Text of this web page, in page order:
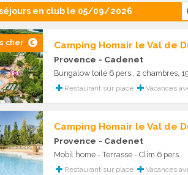
en club le 05/09/2026
cher Camping Homair le Val de
Provence - Cadenet
Bungalow toilé 6 pers., 2 chambres,
Restaurant sur place Vacances
Camping Homair le Val de
Provence - Cadenet
Mobil home - Terrasse - Clim 6 pers.
Restaurant sur place Vacances